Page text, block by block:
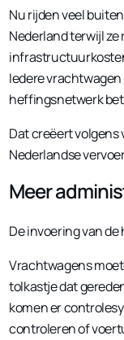
Nu rijden veel
Nederland terwijl
Iedere
heffingsnetwerk
Dat creëert volgens
Nederlandse
Meer
De invoering van
Vrachtwagens
tolkastje dat
komen er
controleren of